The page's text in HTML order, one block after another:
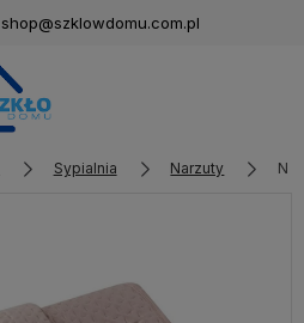
shop@szklowdomu.com.pl
Sypialnia Narzuty